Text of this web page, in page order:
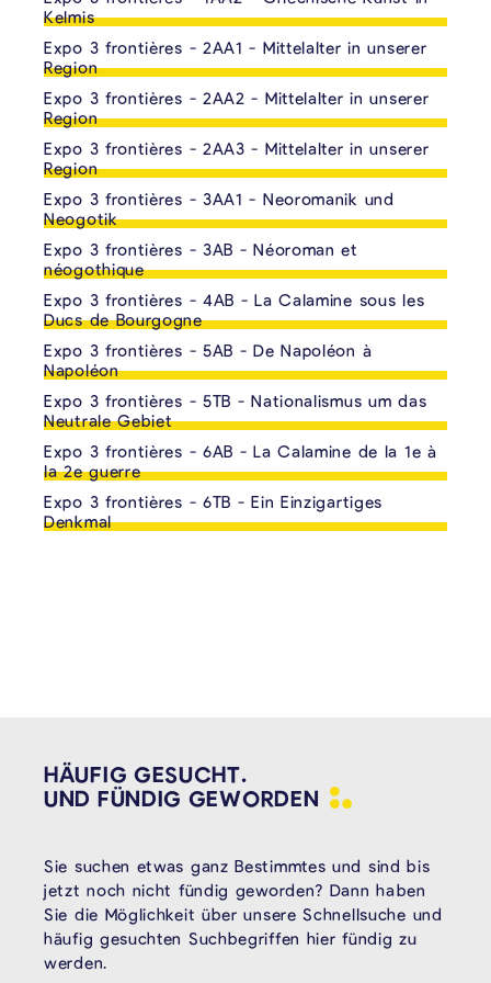
Kelmis
Expo 3 frontières - 2AA1 - Mittelalter in unserer
Region
Expo 3 frontières - 2AA2 - Mittelalter in unserer
Region
Expo 3 frontières - 2AA3 - Mittelalter in unserer
Region
Expo 3 frontières - 3AA1 - Neoromanik und
Neogotik
Expo 3 frontières - 3AB - Néoroman et
néogothique
Expo 3 frontières - 4AB - La Calamine sous les
Ducs de Bourgogne
Expo 3 frontières - 5AB - De Napoléon à
Napoléon
Expo 3 frontières - 5TB - Nationalismus um das
Neutrale Gebiet
Expo 3 frontières - 6AB - La Calamine de la 1e à
la 2e guerre
Expo 3 frontières - 6TB - Ein Einzigartiges
Denkmal
HÄUFIG GESUCHT.
UND FÜNDIG GEWORDEN
Sie suchen etwas ganz Bestimmtes und sind bis
jetzt noch nicht fündig geworden? Dann haben
Sie die Möglichkeit über unsere Schnellsuche und
häufig gesuchten Suchbegriffen hier fündig zu
werden.